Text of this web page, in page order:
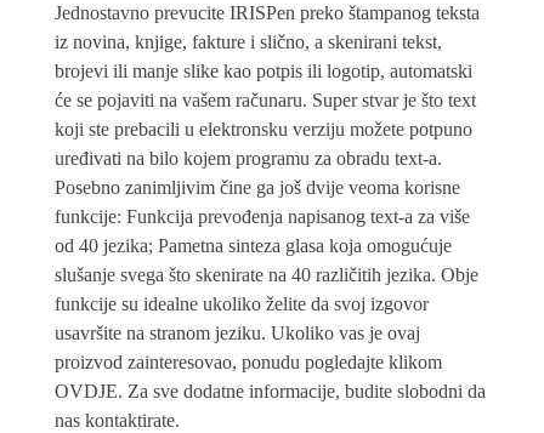
Jednostavno prevucite IRISPen preko štampanog teksta
iz novina, knjige, fakture i slično, a skenirani tekst,
brojevi ili manje slike kao potpis ili logotip, automatski
će se pojaviti na vašem računaru. Super stvar je što text
koji ste prebacili u elektronsku verziju možete potpuno
uređivati na bilo kojem programu za obradu text-a.
Posebno zanimljivim čine ga još dvije veoma korisne
funkcije: Funkcija prevođenja napisanog text-a za više
od 40 jezika; Pametna sinteza glasa koja omogućuje
slušanje svega što skenirate na 40 različitih jezika. Obje
funkcije su idealne ukoliko želite da svoj izgovor
usavršite na stranom jeziku. Ukoliko vas je ovaj
proizvod zainteresovao, ponudu pogledajte klikom
OVDJE. Za sve dodatne informacije, budite slobodni da
nas kontaktirate.